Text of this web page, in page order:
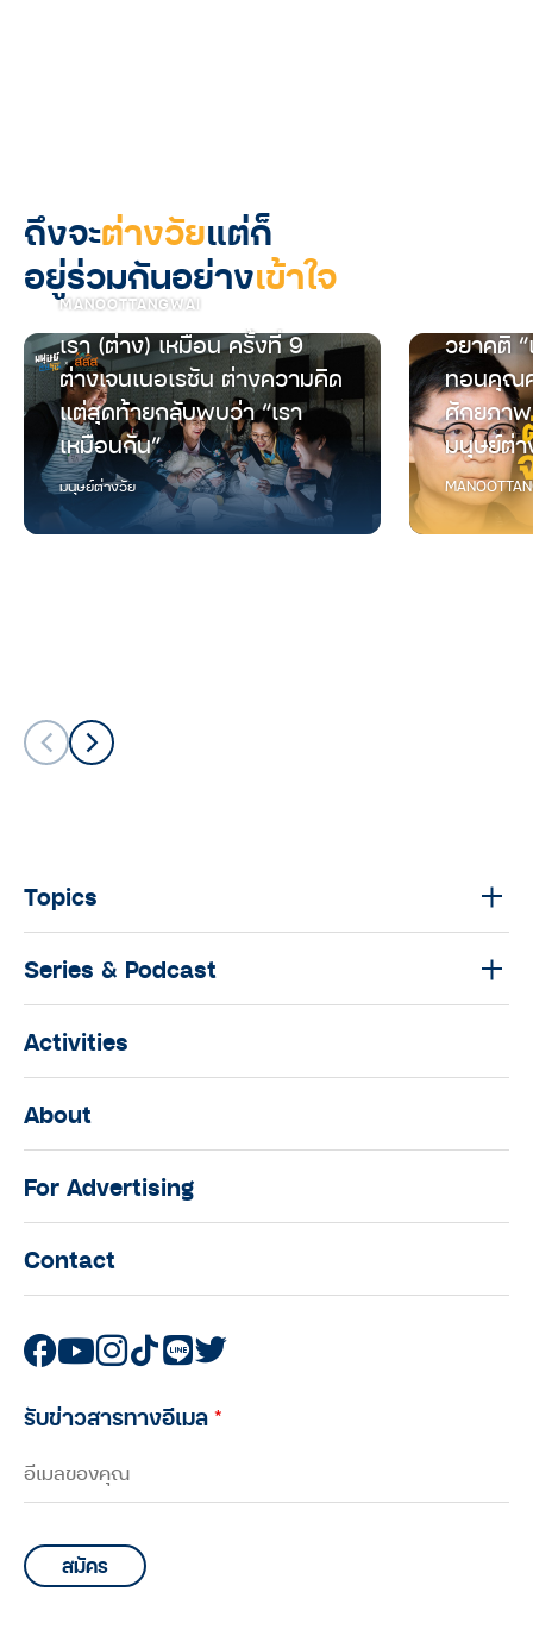
ถึงจะต่างวัยแต่ก็
อยู่ร่วมกันอย่างเข้าใจ
MANOOTTANGWAI
เรา (ต่าง) เหมือน ครั้งที่ 9
ต่างเจนเนอเรชัน ต่างความคิด
แต่สุดท้ายกลับพบว่า “เรา
เหมือนกัน”
มนุษย์ต่างวัย
วยาคติ
ทอนคุณ
ศักยภา
มนุษย์ต่า
Topics
Series & Podcast
Activities
About
For Advertising
Contact
รับข่าวสารทางอีเมล*